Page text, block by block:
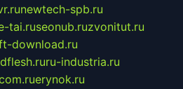
newtech-spb.ru
tai.ruseonub.ruzvonitut.ru
download.ru
ru-industria.ru
erynok.ru